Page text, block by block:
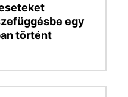
egy
történt